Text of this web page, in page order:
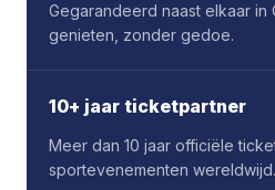
Gegarandeerd naast elkaar in
genieten, zonder gedoe.
10+ jaar ticketpartner
Meer dan 10 jaar officiële
sportevenementen wereldwijd.